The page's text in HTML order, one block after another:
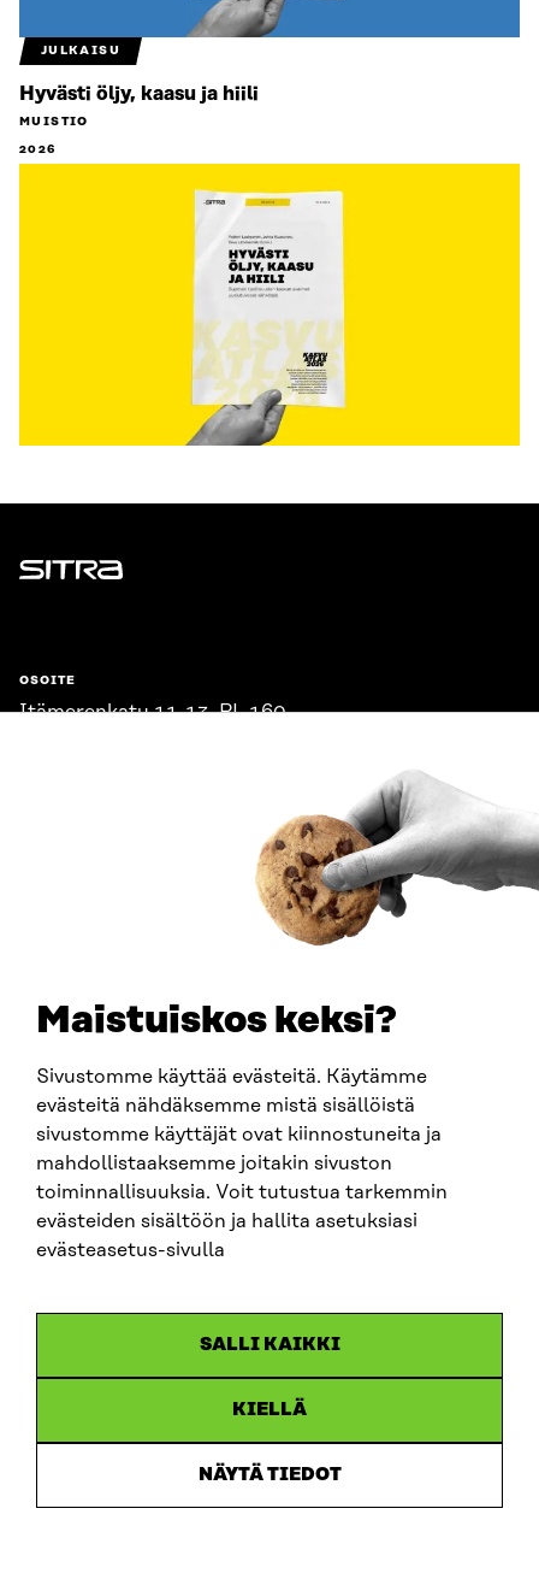
Maistuiskos keksi?
Sivustomme käyttää evästeitä. Käytämme
evästeitä nähdäksemme mistä sisällöistä
sivustomme käyttäjät ovat kiinnostuneita ja
mahdollistaaksemme joitakin sivuston
toiminnallisuuksia. Voit tutustua tarkemmin
evästeiden sisältöön ja hallita asetuksiasi
evästeasetus-sivulla
SALLI KAIKKI
KIELLÄ
NÄYTÄ TIEDOT
JULKAISU
Hyvästi öljy, kaasu ja hiili
MUISTIO
2026
Sitra
OSOITE
Itämerenkatu 11-13, PL 160,
SITRA SOSIAALISESSA MEDIASSA
LinkedIn
Instagram
YouTube
Saavutettavuusseloste
Asiakirjajulkisuus